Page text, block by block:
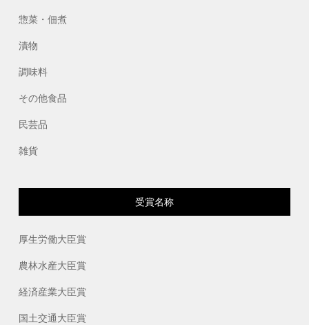
惣菜・佃煮
漬物
調味料
その他食品
民芸品
雑貨
受賞名称
厚生労働大臣賞
農林水産大臣賞
経済産業大臣賞
国土交通大臣賞